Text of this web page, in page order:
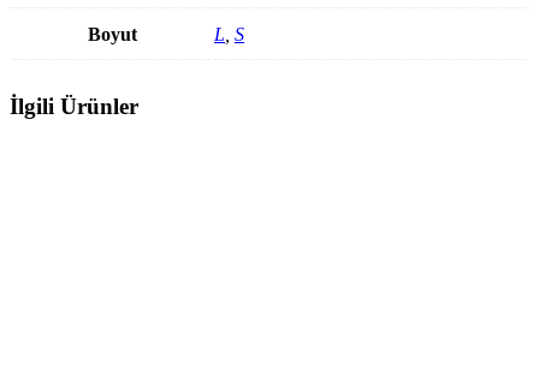
Boyut L S
İlgili Ürünler